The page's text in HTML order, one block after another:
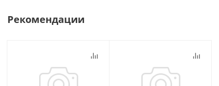
Рекомендации